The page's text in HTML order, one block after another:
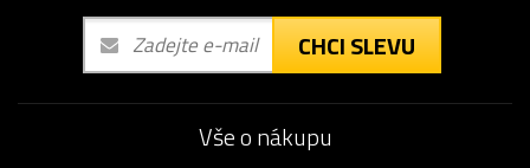
CHCI SLEVU
Vše o nákupu